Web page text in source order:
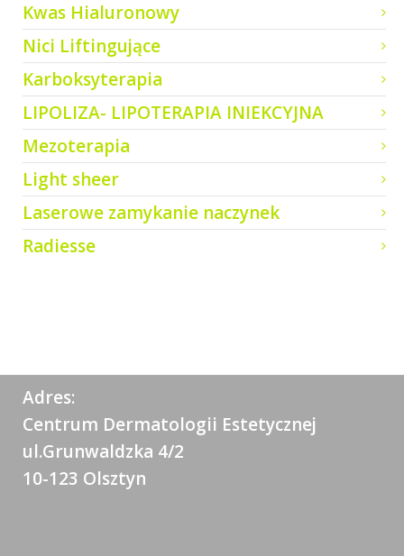
Kwas Hialuronowy
Nici Liftingujące
Karboksyterapia
LIPOLIZA- LIPOTERAPIA INIEKCYJNA
Mezoterapia
Light sheer
Laserowe zamykanie naczynek
Radiesse
Adres:
Centrum Dermatologii Estetycznej
ul.Grunwaldzka 4/2
10-123 Olsztyn